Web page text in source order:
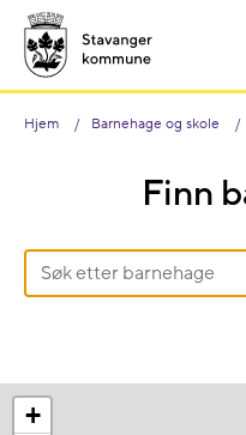
Hjem Barnehage og skole
Finn
+